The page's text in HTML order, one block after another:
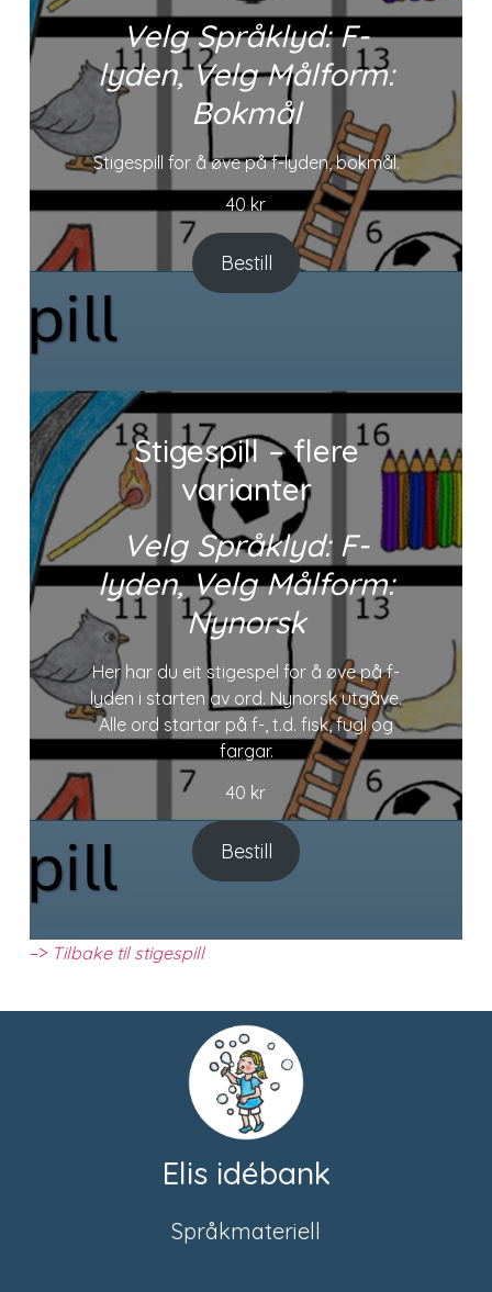
Velg Språklyd: F-
lyden, Velg Målform:
Bokmål
Stigespill for å øve på f-lyden, bokmål.
40 kr
Bestill
Stigespill – flere
varianter
Velg Språklyd: F-
lyden, Velg Målform:
Nynorsk
Her har du eit stigespel for å øve på f-
lyden i starten av ord. Nynorsk utgåve.
Alle ord startar på f-, t.d. fisk, fugl og
fargar.
40 kr
Bestill
–> Tilbake til stigespill
Elis idébank
Språkmateriell